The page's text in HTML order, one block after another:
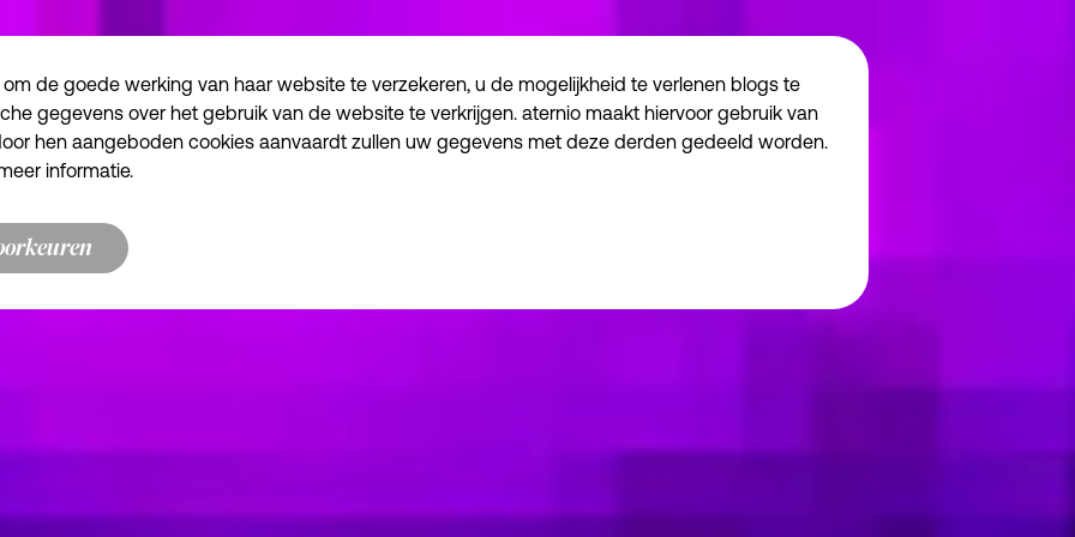
de goede werking van haar website te verzekeren, u de mogelijkheid te verlenen blogs te
gegevens over het gebruik van de website te verkrijgen. aternio maakt hiervoor gebruik van
hen aangeboden cookies aanvaardt zullen uw gegevens met deze derden gedeeld worden.
informatie.